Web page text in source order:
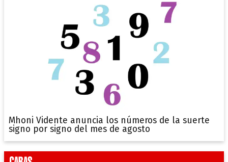
Mhoni Vidente anuncia los números de la suerte
signo por signo del mes de agosto